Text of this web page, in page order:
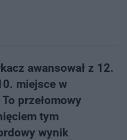
awansował z 12.
miejsce w
przełomowy
tym
wynik